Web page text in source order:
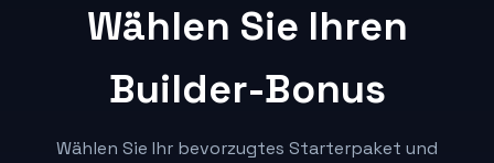
Wählen Sie Ihren
Builder-Bonus
Wählen Sie Ihr bevorzugtes Starterpaket und